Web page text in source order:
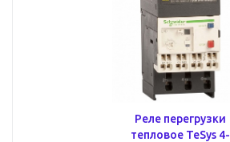
Реле перегрузки
тепловое TeSys 4-